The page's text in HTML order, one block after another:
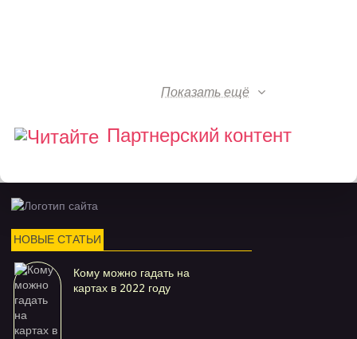
Показать ещё
Партнерский контент
НОВЫЕ СТАТЬИ
Кому можно гадать на
картах в 2022 году